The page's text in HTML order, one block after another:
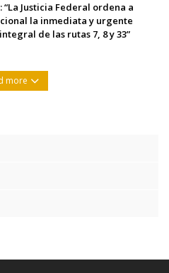
“La Justicia Federal ordena a
la inmediata y urgente
de las rutas 7, 8 y 33”
more